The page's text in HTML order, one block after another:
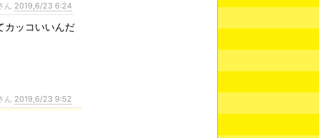
2019,6/23 6:24
カッコいいんだ
2019,6/23 9:52